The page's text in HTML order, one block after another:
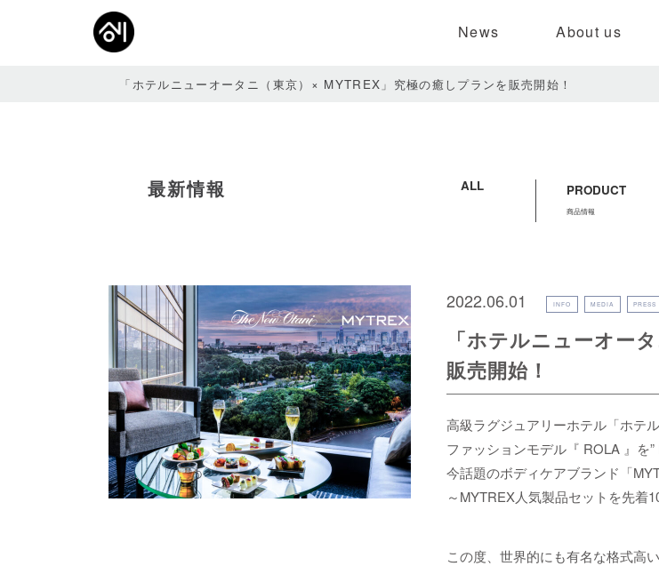
About us
News
「ホテルニューオータニ（東京）× MYTREX」究極の癒しプランを販売開始！
最新情報 ALL PRODUCT
商品情報
2022.06.01 INFO MEDIA PRESS
「ホテルニューオー
販売開始！
高級ラグジュアリーホテル「ホテ
ファッションモデル『 ROLA 』を
今話題のボディケアブランド「
～MYTREX人気製品セットを先着
この度、世界的にも有名な格式高